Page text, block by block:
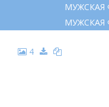
МУЖСКАЯ
МУЖСКАЯ
4